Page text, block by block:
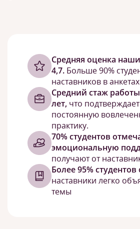
Cредняя оценка
4,7. Больше 90%
наставников в анкетах
Средний стаж
лет, что
постоянную
практику.
70% студентов
эмоциональную
получают от
Более 95%
наставники легко
темы